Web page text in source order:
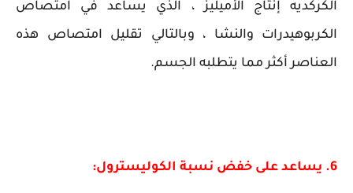
الكركديه إنتاج الأميليز ، الذي يساعد في امتصاص
الكربوهيدرات والنشا ، وبالتالي تقليل امتصاص هذه
العناصر أكثر مما يتطلبه الجسم.
6. يساعد على خفض نسبة الكوليسترول: